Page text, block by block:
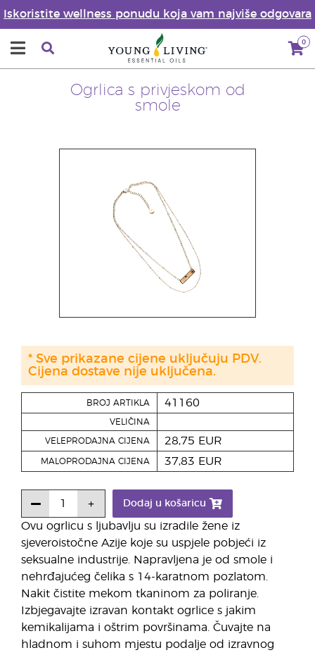
Iskoristite wellness ponudu koja vam najviše odgovara
0
Ogrlica s privjeskom od
smole
Ovu ogrlicu s ljubavlju su izradile žene iz
sjeveroistočne Azije koje su uspjele pobjeći iz
seksualne industrije. Napravljena je od smole i
nehrđajućeg čelika s 14-karatnom pozlatom.
Nakit čistite mekom tkaninom za poliranje.
Izbjegavajte izravan kontakt ogrlice s jakim
kemikalijama i oštrim površinama. Čuvajte na
hladnom i suhom mjestu podalje od izravnog
BROJ ARTIKLA 41160
VELIČINA
VELEPRODAJNA CIJENA 28,75 EUR
MALOPRODAJNA CIJENA 37,83 EUR
Dodaj u košaricu
* Sve prikazane cijene uključuju PDV.
Cijena dostave nije uključena.